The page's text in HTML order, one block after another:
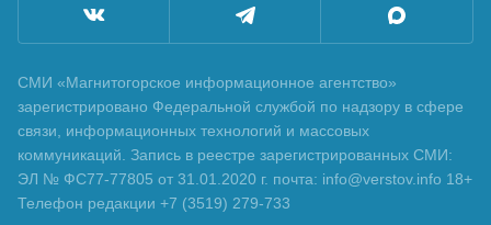
СМИ «Магнитогорское информационное агентство»
зарегистрировано Федеральной службой по надзору в сфере
связи, информационных технологий и массовых
коммуникаций. Запись в реестре зарегистрированных СМИ:
ЭЛ № ФС77-77805 от 31.01.2020 г. почта: info@verstov.info 18+
Телефон редакции +7 (3519) 279-733